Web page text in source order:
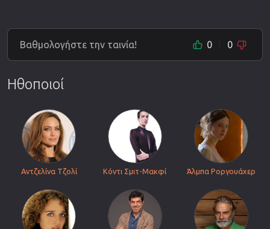
Βαθμολογήστε την ταινία! 0 0
Ηθοποιοί
Αντζελίνα Τζολί Κόντι Σμιτ-Μακφί Άλμπα Ροργουάχερ